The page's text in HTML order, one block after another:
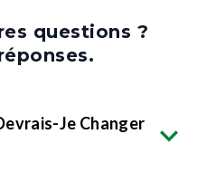
questions ?
Je Changer